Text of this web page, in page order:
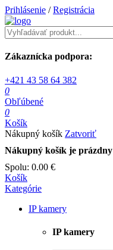
Prihlásenie / Registrácia
Zákaznícka podpora:
+421 43 58 64 382
0
Obľúbené
0
Košík
Nákupný košík Zatvoriť
Nákupný košík je prázdny
Spolu: 0.00 €
Košík
Kategórie
IP kamery
IP kamery